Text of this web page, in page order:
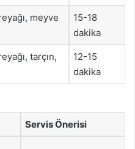
meyve
15-18
dakika
tarçın,
12-15
dakika
Servis Önerisi